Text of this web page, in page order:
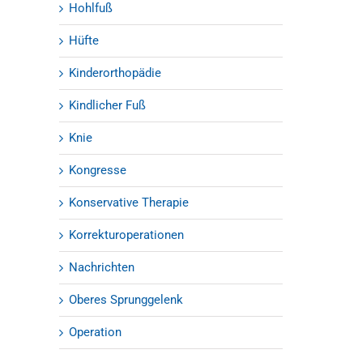
OZA Update 2019 – Orthopädie-
Kolloquium
07.01.2019 0 Kommentare
Hohlfuß
Hüfte
Kinderorthopädie
Kindlicher Fuß
Knie
Kongresse
Konservative Therapie
Korrekturoperationen
Nachrichten
Oberes Sprunggelenk
Operation